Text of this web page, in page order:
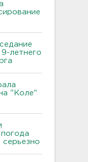
летнего
"Коле"
серьезно